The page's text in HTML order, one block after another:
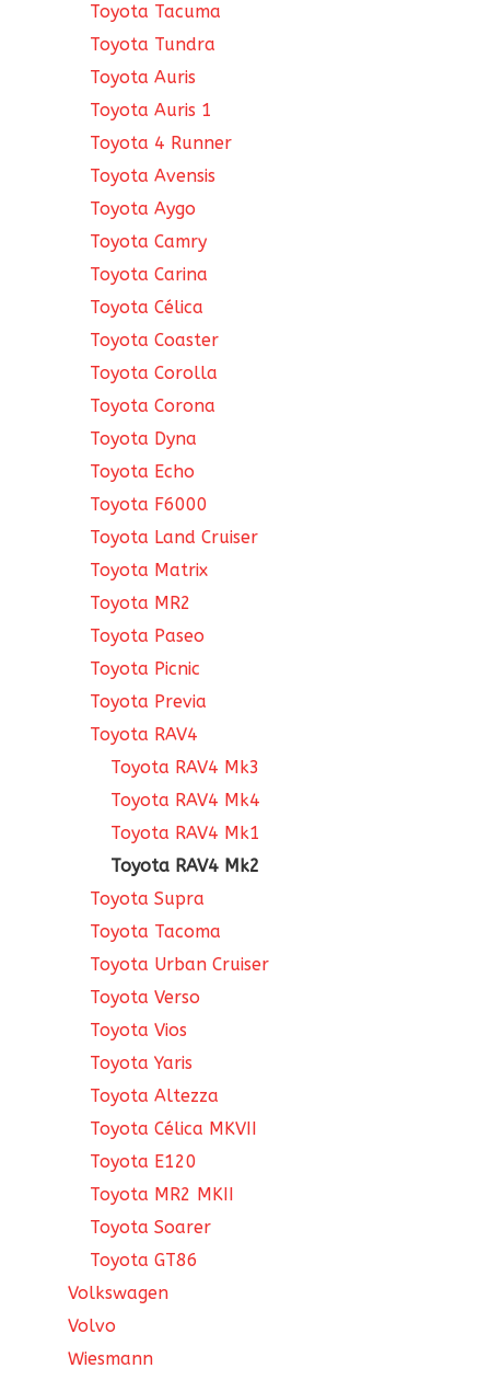
Toyota Tacuma
Toyota Tundra
Toyota Auris
Toyota Auris 1
Toyota 4 Runner
Toyota Avensis
Toyota Aygo
Toyota Camry
Toyota Carina
Toyota Célica
Toyota Coaster
Toyota Corolla
Toyota Corona
Toyota Dyna
Toyota Echo
Toyota F6000
Toyota Land Cruiser
Toyota Matrix
Toyota MR2
Toyota Paseo
Toyota Picnic
Toyota Previa
Toyota RAV4
Toyota RAV4 Mk3
Toyota RAV4 Mk4
Toyota RAV4 Mk1
Toyota RAV4 Mk2
Toyota Supra
Toyota Tacoma
Toyota Urban Cruiser
Toyota Verso
Toyota Vios
Toyota Yaris
Toyota Altezza
Toyota Célica MKVII
Toyota E120
Toyota MR2 MKII
Toyota Soarer
Toyota GT86
Volkswagen
Volvo
Wiesmann